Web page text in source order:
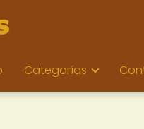
Categorías